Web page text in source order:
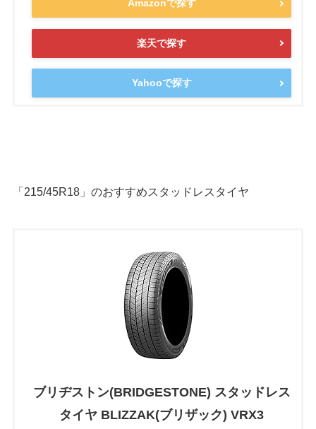
Amazonで探す
楽天で探す
Yahooで探す
「215/45R18」のおすすめスタッドレスタイヤ
ブリヂストン(BRIDGESTONE) スタッドレス
タイヤ BLIZZAK(ブリザック) VRX3